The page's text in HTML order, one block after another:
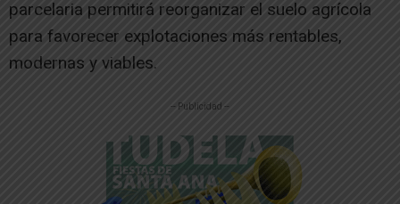
parcelaria permitirá reorganizar el suelo agrícola
para favorecer explotaciones más rentables,
modernas y viables.
-- Publicidad --